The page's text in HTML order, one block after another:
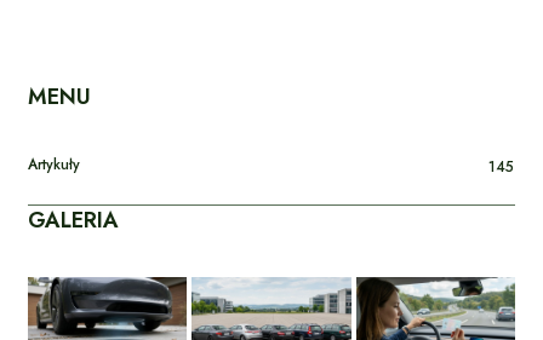
MENU
Artykuły 145
GALERIA